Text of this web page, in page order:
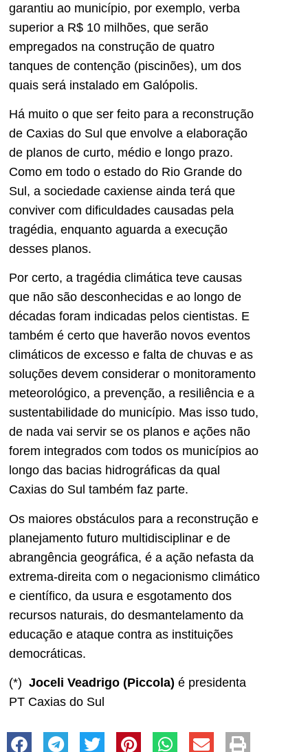
garantiu ao município, por exemplo, verba
superior a R$ 10 milhões, que serão
empregados na construção de quatro
tanques de contenção (piscinões), um dos
quais será instalado em Galópolis.
Há muito o que ser feito para a reconstrução
de Caxias do Sul que envolve a elaboração
de planos de curto, médio e longo prazo.
Como em todo o estado do Rio Grande do
Sul, a sociedade caxiense ainda terá que
conviver com dificuldades causadas pela
tragédia, enquanto aguarda a execução
desses planos.
Por certo, a tragédia climática teve causas
que não são desconhecidas e ao longo de
décadas foram indicadas pelos cientistas. E
também é certo que haverão novos eventos
climáticos de excesso e falta de chuvas e as
soluções devem considerar o monitoramento
meteorológico, a prevenção, a resiliência e a
sustentabilidade do município. Mas isso tudo,
de nada vai servir se os planos e ações não
forem integrados com todos os municípios ao
longo das bacias hidrográficas da qual
Caxias do Sul também faz parte.
Os maiores obstáculos para a reconstrução e
planejamento futuro multidisciplinar e de
abrangência geográfica, é a ação nefasta da
extrema-direita com o negacionismo climático
e científico, da usura e esgotamento dos
recursos naturais, do desmantelamento da
educação e ataque contra as instituições
democráticas.
(*) Joceli Veadrigo (Piccola) é presidenta
PT Caxias do Sul